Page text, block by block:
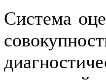
Система